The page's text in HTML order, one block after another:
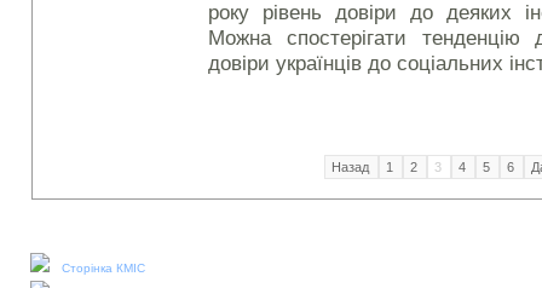
року рівень довіри до деяких
Можна спостерігати тенденцію
довіри українців до соціальних
Назад 1 2 3 4 5 6
Сторінка КМІС